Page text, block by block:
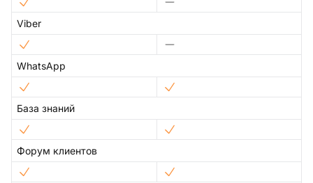
Viber
WhatsApp
База знаний
Форум клиентов